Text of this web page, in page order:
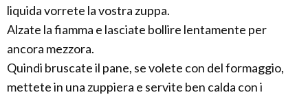
liquida vorrete la vostra zuppa.
Alzate la fiamma e lasciate bollire lentamente per
ancora mezzora.
Quindi bruscate il pane, se volete con del formaggio,
mettete in una zuppiera e servite ben calda con i